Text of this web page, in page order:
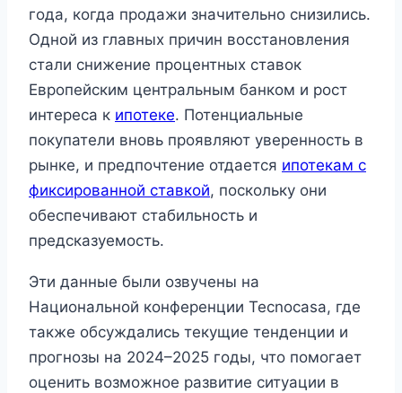
года, когда продажи значительно снизились.
Одной из главных причин восстановления
стали снижение процентных ставок
Европейским центральным банком и рост
интереса к ипотеке. Потенциальные
покупатели вновь проявляют уверенность в
рынке, и предпочтение отдается ипотекам с
фиксированной ставкой, поскольку они
обеспечивают стабильность и
предсказуемость.
Эти данные были озвучены на
Национальной конференции Tecnocasa, где
также обсуждались текущие тенденции и
прогнозы на 2024–2025 годы, что помогает
оценить возможное развитие ситуации в